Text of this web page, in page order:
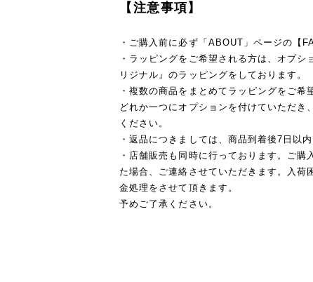
【注意事項】
・ご購入前に必ず「ABOUT」ページの【
・ラッピングをご希望される方は、オプ
リジナル』のラッピングをしております。
・複数の商品をまとめてラッピングをご
どれか一つにオプションを付けていただき
ください。
・返品につきましては、商品到着後7日以
・店舗販売も同時に行っております。ご
た場合、ご連絡させていただきます。入荷
金処理をさせて頂きます。
予めご了承ください。